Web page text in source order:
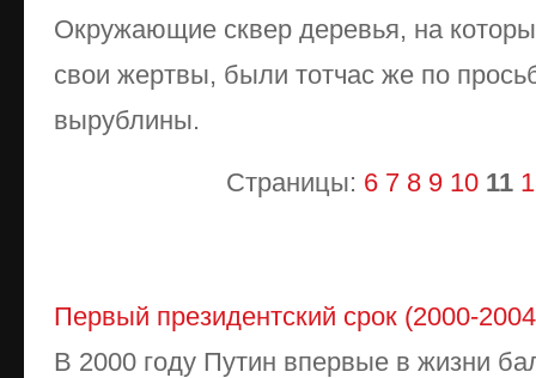
Окружающие сквер деревья, на
свои жертвы, были тотчас же по
вырублины.
Страницы: 6 7 8 9 10 11
Первый президентский срок (2000-
В 2000 году Путин впервые в жизни